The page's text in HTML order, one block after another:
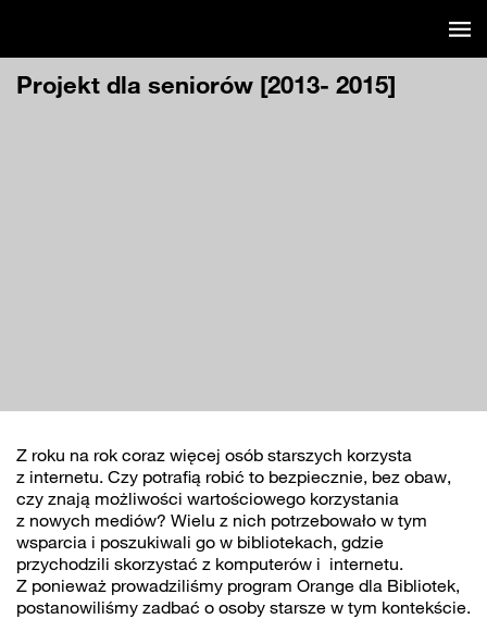
Projekt dla seniorów [2013- 2015]
Z roku na rok coraz więcej osób starszych korzysta
z internetu. Czy potrafią robić to bezpiecznie, bez obaw,
czy znają możliwości wartościowego korzystania
z nowych mediów? Wielu z nich potrzebowało w tym
wsparcia i poszukiwali go w bibliotekach, gdzie
przychodzili skorzystać z komputerów i internetu.
Z ponieważ prowadziliśmy program Orange dla Bibliotek,
postanowiliśmy zadbać o osoby starsze w tym kontekście.